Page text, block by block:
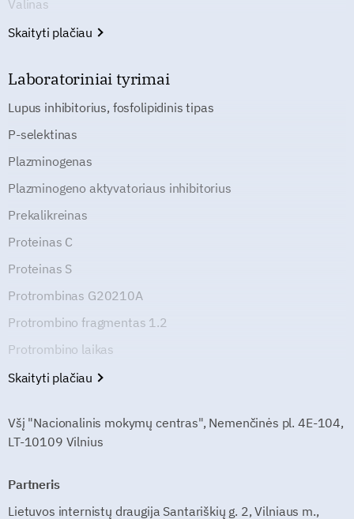
Valinas
Skaityti plačiau
Laboratoriniai tyrimai
Lupus inhibitorius, fosfolipidinis tipas
P-selektinas
Plazminogenas
Plazminogeno aktyvatoriaus inhibitorius
Prekalikreinas
Proteinas C
Proteinas S
Protrombinas G20210A
Protrombino fragmentas 1.2
Protrombino laikas
Skaityti plačiau
Všį "Nacionalinis mokymų centras", Nemenčinės pl. 4E-104,
LT-10109 Vilnius
Partneris
Lietuvos internistų draugija Santariškių g. 2, Vilniaus m.,